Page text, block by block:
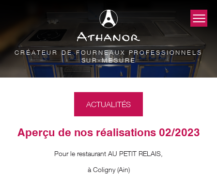
CRÉATEUR DE FOURNEAUX PROFESSIONNELS
SUR-MESURE
ACTUALITÉS
Aperçu de nos réalisations 02/2023
Pour le restaurant AU PETIT RELAIS,
à Coligny (Ain)